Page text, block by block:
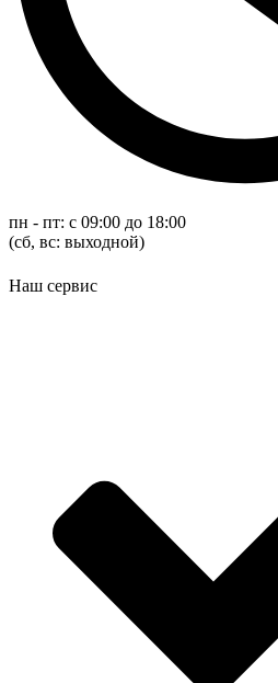
пн - пт: с 09:00 до 18:00
(cб, вс: выходной)
Наш сервис